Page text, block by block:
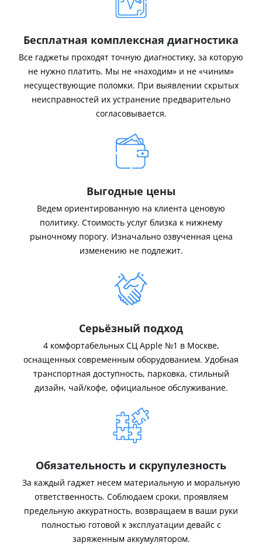
Бесплатная комплексная диагностика
Все гаджеты проходят точную диагностику, за которую
не нужно платить. Мы не «находим» и не «чиним»
несуществующие поломки. При выявлении скрытых
неисправностей их устранение предварительно
согласовывается.
Выгодные цены
Ведем ориентированную на клиента ценовую
политику. Стоимость услуг близка к нижнему
рыночному порогу. Изначально озвученная цена
изменению не подлежит.
Серьёзный подход
4 комфортабельных СЦ Apple №1 в Москве,
оснащенных современным оборудованием. Удобная
транспортная доступность, парковка, стильный
дизайн, чай/кофе, официальное обслуживание.
Обязательность и скрупулезность
За каждый гаджет несем материальную и моральную
ответственность. Соблюдаем сроки, проявляем
предельную аккуратность, возвращаем в ваши руки
полностью готовой к эксплуатации девайс с
заряженным аккумулятором.